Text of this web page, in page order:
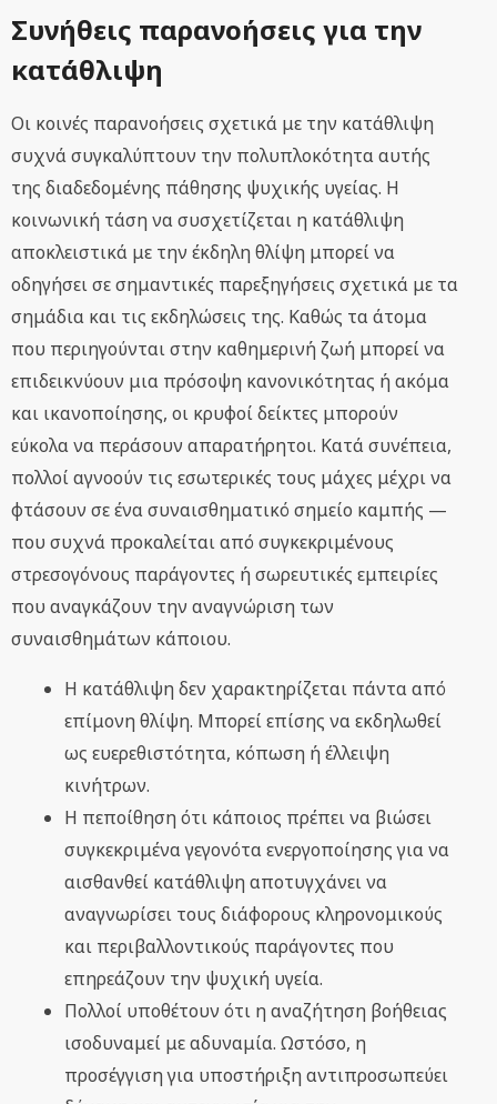
Συνήθεις παρανοήσεις για την
κατάθλιψη
Οι κοινές παρανοήσεις σχετικά με την κατάθλιψη
συχνά συγκαλύπτουν την πολυπλοκότητα αυτής
της διαδεδομένης πάθησης ψυχικής υγείας. Η
κοινωνική τάση να συσχετίζεται η κατάθλιψη
αποκλειστικά με την έκδηλη θλίψη μπορεί να
οδηγήσει σε σημαντικές παρεξηγήσεις σχετικά με τα
σημάδια και τις εκδηλώσεις της. Καθώς τα άτομα
που περιηγούνται στην καθημερινή ζωή μπορεί να
επιδεικνύουν μια πρόσοψη κανονικότητας ή ακόμα
και ικανοποίησης, οι κρυφοί δείκτες μπορούν
εύκολα να περάσουν απαρατήρητοι. Κατά συνέπεια,
πολλοί αγνοούν τις εσωτερικές τους μάχες μέχρι να
φτάσουν σε ένα συναισθηματικό σημείο καμπής —
που συχνά προκαλείται από συγκεκριμένους
στρεσογόνους παράγοντες ή σωρευτικές εμπειρίες
που αναγκάζουν την αναγνώριση των
συναισθημάτων κάποιου.
Η κατάθλιψη δεν χαρακτηρίζεται πάντα από
επίμονη θλίψη. Μπορεί επίσης να εκδηλωθεί
ως ευερεθιστότητα, κόπωση ή έλλειψη
κινήτρων.
Η πεποίθηση ότι κάποιος πρέπει να βιώσει
συγκεκριμένα γεγονότα ενεργοποίησης για να
αισθανθεί κατάθλιψη αποτυγχάνει να
αναγνωρίσει τους διάφορους κληρονομικούς
και περιβαλλοντικούς παράγοντες που
επηρεάζουν την ψυχική υγεία.
Πολλοί υποθέτουν ότι η αναζήτηση βοήθειας
ισοδυναμεί με αδυναμία. Ωστόσο, η
προσέγγιση για υποστήριξη αντιπροσωπεύει